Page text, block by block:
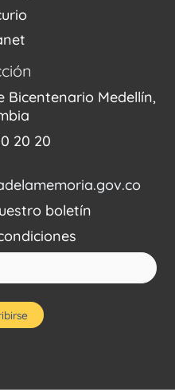
Bicentenario Medellín,
20 20
boletín